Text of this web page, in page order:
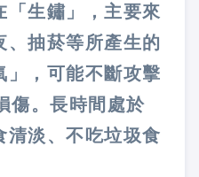
「生鏽」，主要來
、抽菸等所產生的
」，可能不斷攻擊
傷。長時間處於
清淡、不吃垃圾食